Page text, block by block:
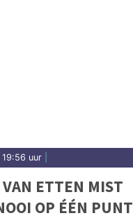
uur
ETTEN MIST
OP ÉÉN PUNT